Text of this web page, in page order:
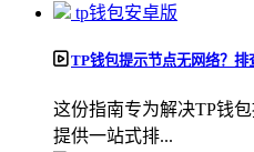
tp钱包安卓版
TP钱包提示节点无网络？排
这份指南专为解决TP钱
提供一站式排...